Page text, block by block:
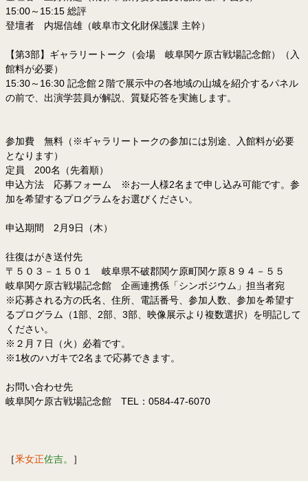
15:00～15:15 総評
登壇者 内堀信雄（岐阜市文化財保護課 主幹）
【第3部】ギャラリートーク（会場 岐阜関ケ原古戦場記念館）（入
館料が必要）
15:30～16:30 記念館２階で展示中の各地域の山城を紹介するパネル
の前で、出演学芸員が解説、質疑応答を実施します。
参加費 無料（※ギャラリートークの参加には別途、入館料が必要
となります）
定員 200名（先着順）
申込方法 応募フォーム ※お一人様2名まで申し込み可能です。参
加を希望するプログラムをお選びください。
申込期間 2月9日（木）
往復はがき送付先
〒５０３－１５０１ 岐阜県不破郡関ケ原町関ケ原８９４－５５
岐阜関ケ原古戦場記念館 企画連携係「シンポジウム」担当者宛
※応募される方の氏名、住所、電話番号、参加人数、参加を希望す
るプログラム（1部、2部、3部、映像展示より複数選択）を明記して
ください。
※２月７日（火）必着です。
※1枚のハガキで2名まで応募できます。
お問い合わせ先
岐阜関ケ原古戦場記念館 TEL：0584-47-6070
［釆女正佐吉。 ］